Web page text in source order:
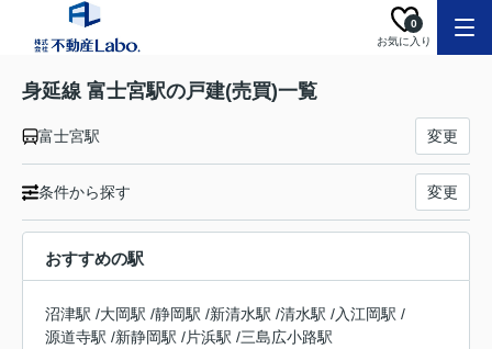
お気に入り
0
身延線 富士宮駅の戸建(売買)一覧
富士宮駅 変更
条件から探す 変更
おすすめの駅
沼津駅 /大岡駅 /静岡駅 /新清水駅 /清水駅 /入江岡駅 /
源道寺駅 /新静岡駅 /片浜駅 /三島広小路駅